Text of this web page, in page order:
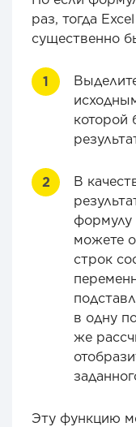
раз, тогда
существенно
которой
В
формулу
можете
строк
в одну
же
Эту функцию